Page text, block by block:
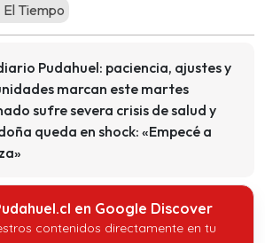
El Tiempo
Pudahuel: paciencia, ajustes y
marcan este martes
sufre severa crisis de salud y
queda en shock: «Empecé a
en Google Discover
contenidos directamente en tu